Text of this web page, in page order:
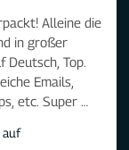
Alleine die
in großer
Deutsch, Top.
Emails,
etc. Super
auf